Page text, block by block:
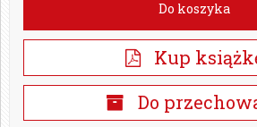
Do koszyka
Kup
Do